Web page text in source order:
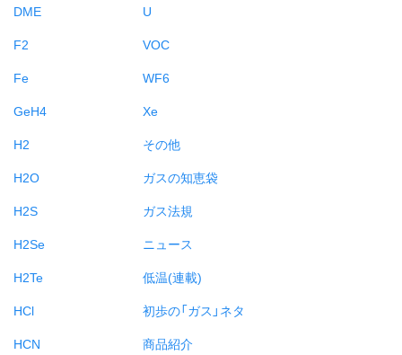
DME
F2
Fe
GeH4
H2
H2O
H2S
H2Se
H2Te
HCl
HCN
U
VOC
WF6
Xe
その他
ガスの知恵袋
ガス法規
ニュース
低温(連載)
初歩の「ガス」ネタ
商品紹介